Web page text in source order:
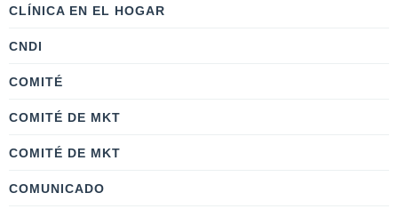
CLÍNICA EN EL HOGAR
CNDI
COMITÉ
COMITÉ DE MKT
COMITÉ DE MKT
COMUNICADO